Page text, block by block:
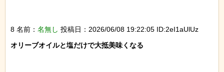
8 名前： 名無し 投稿日：2026/06/08 19:22:05 ID:2eI1aUlUz
オリーブオイルと塩だけで大抵美味くなる